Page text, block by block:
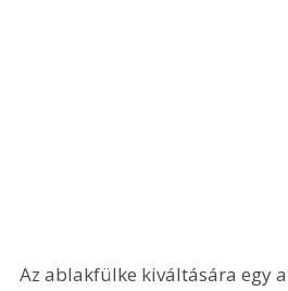
Az ablakfülke kiváltására egy